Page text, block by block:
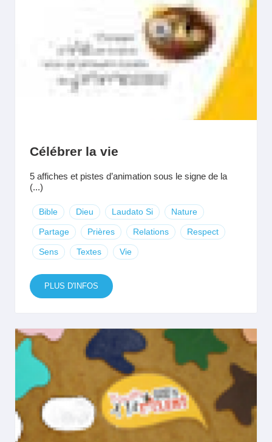
Célébrer la vie
5 affiches et pistes d’animation sous le signe de la
(...)
Bible Dieu Laudato Si Nature
Partage Prières Relations Respect
Sens Textes Vie
PLUS D'INFOS